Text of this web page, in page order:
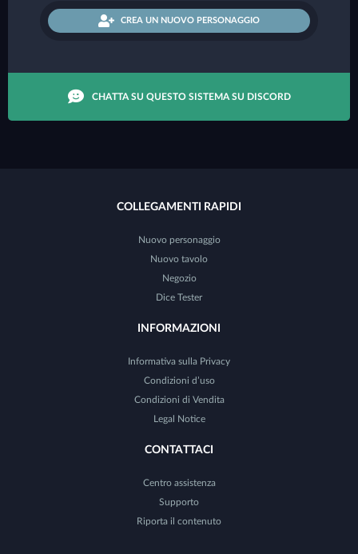
CREA UN NUOVO PERSONAGGIO
CHATTA SU QUESTO SISTEMA SU DISCORD
COLLEGAMENTI RAPIDI
Nuovo personaggio
Nuovo tavolo
Negozio
Dice Tester
INFORMAZIONI
Informativa sulla Privacy
Condizioni d’uso
Condizioni di Vendita
Legal Notice
CONTATTACI
Centro assistenza
Supporto
Riporta il contenuto